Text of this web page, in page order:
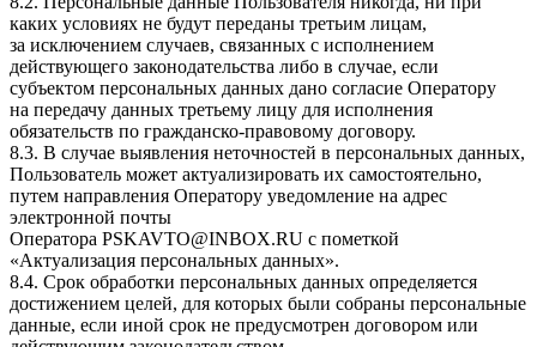
каких условиях не будут переданы третьим лицам,
за исключением случаев, связанных с исполнением
действующего законодательства либо в случае, если
субъектом персональных данных дано согласие Оператору
на передачу данных третьему лицу для исполнения
обязательств по гражданско-правовому договору.
8.3. В случае выявления неточностей в персональных данных,
Пользователь может актуализировать их самостоятельно,
путем направления Оператору уведомление на адрес
электронной почты
Оператора PSKAVTO@INBOX.RU с пометкой
«Актуализация персональных данных».
8.4. Срок обработки персональных данных определяется
достижением целей, для которых были собраны персональные
данные, если иной срок не предусмотрен договором или